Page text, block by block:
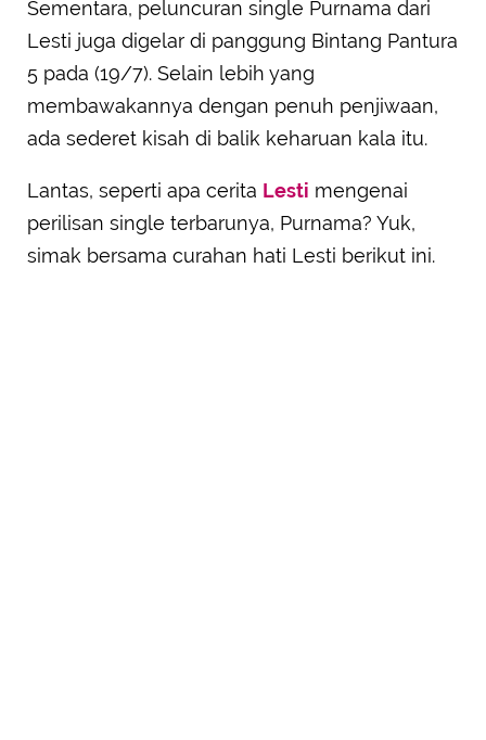
Sementara, peluncuran single Purnama dari
Lesti juga digelar di panggung Bintang Pantura
5 pada (19/7). Selain lebih yang
membawakannya dengan penuh penjiwaan,
ada sederet kisah di balik keharuan kala itu.
Lantas, seperti apa cerita Lesti mengenai
perilisan single terbarunya, Purnama? Yuk,
simak bersama curahan hati Lesti berikut ini.